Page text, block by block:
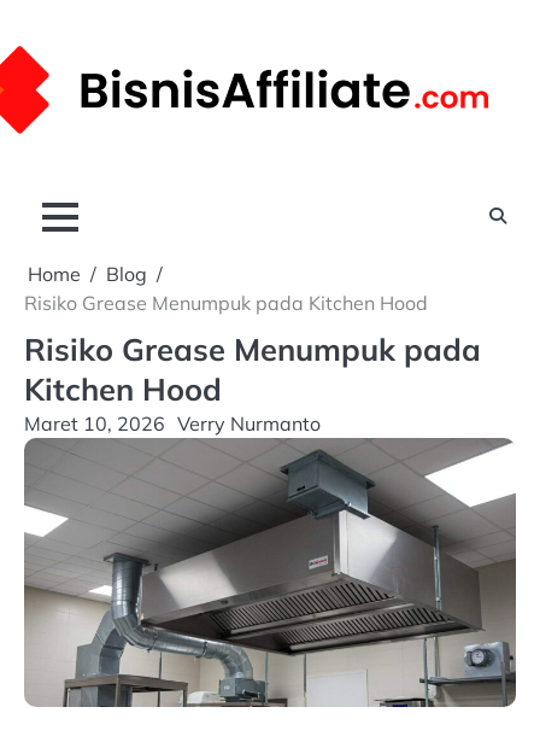
to
content
Home
Blog
Risiko Grease Menumpuk pada Kitchen Hood
Risiko Grease Menumpuk pada
Kitchen Hood
Maret 10, 2026 Verry Nurmanto